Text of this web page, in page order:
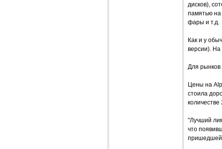
дисков),
памятью на
фары и т.д.
Как и у
версии). На
Для рынков
Цены на
стоила
"Лучший
что
пришедшей